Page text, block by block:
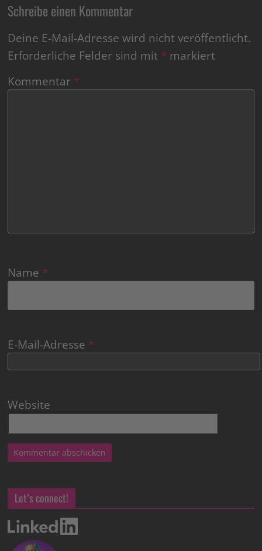
Schreibe einen Kommentar
Deine E-Mail-Adresse wird nicht veröffentlicht.
Erforderliche Felder sind mit * markiert
Kommentar *
Name *
E-Mail-Adresse *
Website
Let’s connect!